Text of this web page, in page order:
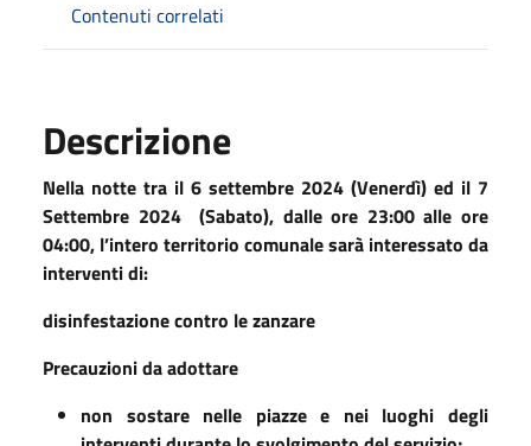
Contenuti correlati
Descrizione
Nella notte tra il 6 settembre 2024 (Venerdì) ed il 7
Settembre 2024 (Sabato), dalle ore 23:00 alle ore
04:00, l’intero territorio comunale sarà interessato da
interventi di:
disinfestazione contro le zanzare
Precauzioni da adottare
non sostare nelle piazze e nei luoghi degli